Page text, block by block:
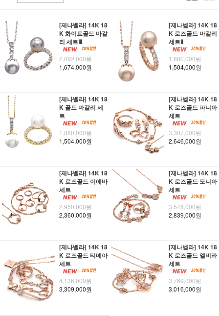
[제나벨라] 14K 18
K 화이트골드 마갈
리 세트Ⅲ
2,092,000원
1,674,000원
[제나벨라] 14K 18
K 로즈골드 마갈리
세트Ⅱ
1,880,000원
1,504,000원
[제나벨라] 14K 18
K 골드 마갈리 세
트
1,880,000원
1,504,000원
[제나벨라] 14K 18
K 로즈골드 파니아
세트
3,307,000원
2,646,000원
[제나벨라] 14K 18
K 로즈골드 이에바
세트
2,950,000원
2,360,000원
[제나벨라] 14K 18
K 로즈골드 도니아
세트
3,548,000원
2,839,000원
[제나벨라] 14K 18
K 로즈골드 티메아
세트
4,136,000원
3,309,000원
[제나벨라] 14K 18
K 로즈골드 엘비라
세트
3,769,000원
3,016,000원